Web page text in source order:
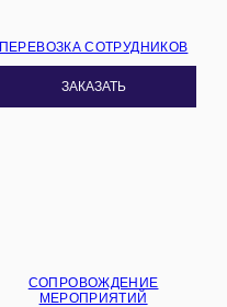
ПЕРЕВОЗКА СОТРУДНИКОВ
ЗАКАЗАТЬ
СОПРОВОЖДЕНИЕ
МЕРОПРИЯТИЙ